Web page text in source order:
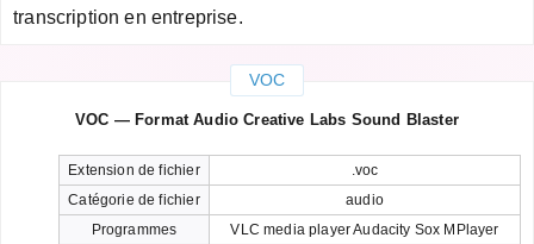
transcription en entreprise.
VOC
VOC — Format Audio Creative Labs Sound Blaster
Extension de fichier
.voc
Catégorie de fichier
audio
Programmes
VLC media player Audacity Sox MPlayer